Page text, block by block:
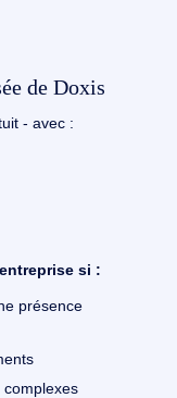
de Doxis
- avec :
si :
présence
complexes